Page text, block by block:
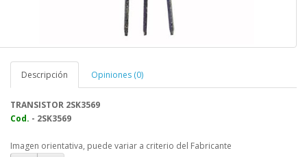
Descripción Opiniones (0)
TRANSISTOR 2SK3569
Cod. - 2SK3569
Imagen orientativa, puede variar a criterio del Fabricante